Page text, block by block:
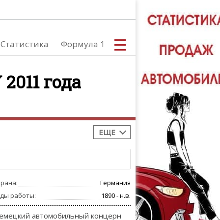
Статистика Формула 1
года
ЕЩЕ
Германия
работы:
1890 - н.в.
автомобильный концерн